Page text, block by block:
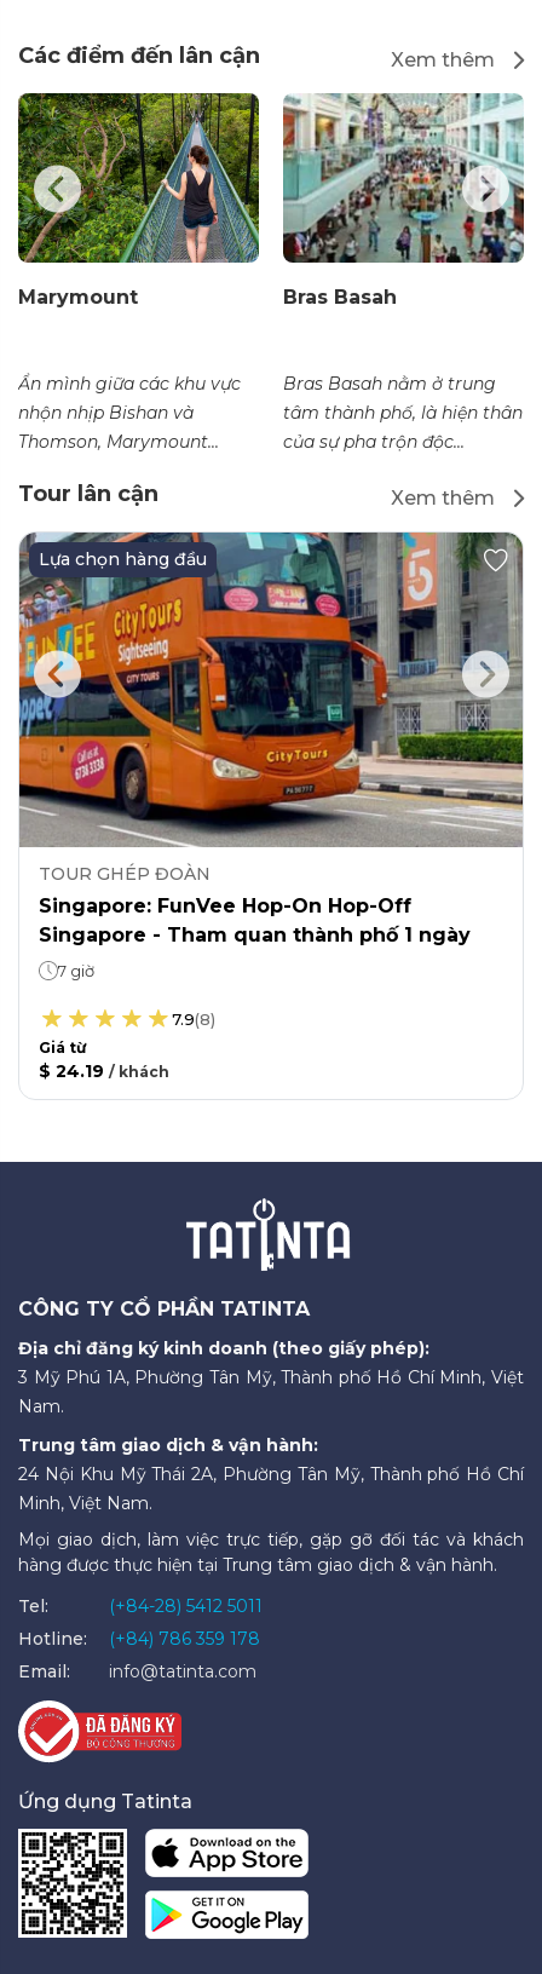
Các điểm đến lân cận Xem thêm
Marymount
Ẩn mình giữa các khu vực
nhộn nhịp Bishan và
Thomson, Marymount...
Bras Basah
Bras Basah nằm ở trung
tâm thành phố, là hiện thân
của sự pha trộn độc...
Tour lân cận Xem thêm
Lựa chọn hàng đầu
TOUR GHÉP ĐOÀN
Singapore: FunVee Hop-On Hop-Off
Singapore - Tham quan thành phố 1 ngày
7 giờ
7.9(8)
Giá từ
$ 24.19 / khách
CÔNG TY CỔ PHẦN TATINTA
Địa chỉ đăng ký kinh doanh (theo giấy phép):
3 Mỹ Phú 1A, Phường Tân Mỹ, Thành phố Hồ Chí Minh, Việt
Nam.
Trung tâm giao dịch & vận hành:
24 Nội Khu Mỹ Thái 2A, Phường Tân Mỹ, Thành phố Hồ Chí
Minh, Việt Nam.
Mọi giao dịch, làm việc trực tiếp, gặp gỡ đối tác và khách
hàng được thực hiện tại Trung tâm giao dịch & vận hành.
Tel:
(+84-28) 5412 5011
Hotline:
(+84) 786 359 178
Email:
info@tatinta.com
Ứng dụng Tatinta